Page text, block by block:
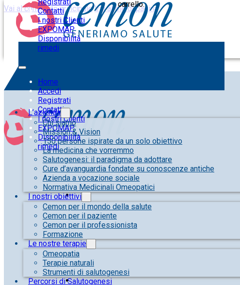
Vai al contenuto principale Vai al piè di pagina
Contatti
I nostri Clienti
EXPOMAP
Disponibilità
rimedi
Home
Accedi
Registrati
Contatti
I nostri Clienti
EXPOMAP
Disponibilità
rimedi
carrello.
L’azienda
Chi siamo
Mission & Vision
150 persone ispirate da un solo obiettivo
La medicina che vorremmo
Salutogenesi: il paradigma da adottare
Cure d’avanguardia fondate su conoscenze antiche
Azienda a vocazione sociale
Normativa Medicinali Omeopatici
I nostri obiettivi
Cemon per il mondo della salute
Cemon per il paziente
Cemon per il professionista
Formazione
Le nostre terapie
Omeopatia
Terapie naturali
Strumenti di salutogenesi
Percorsi di Salutogenesi